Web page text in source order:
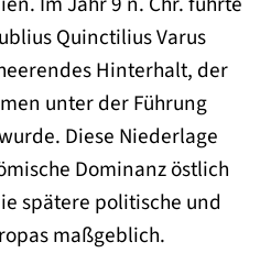
Quinctilius Varus
Hinterhalt, der
unter der Führung
Diese Niederlage
Dominanz östlich
spätere politische und
maßgeblich.